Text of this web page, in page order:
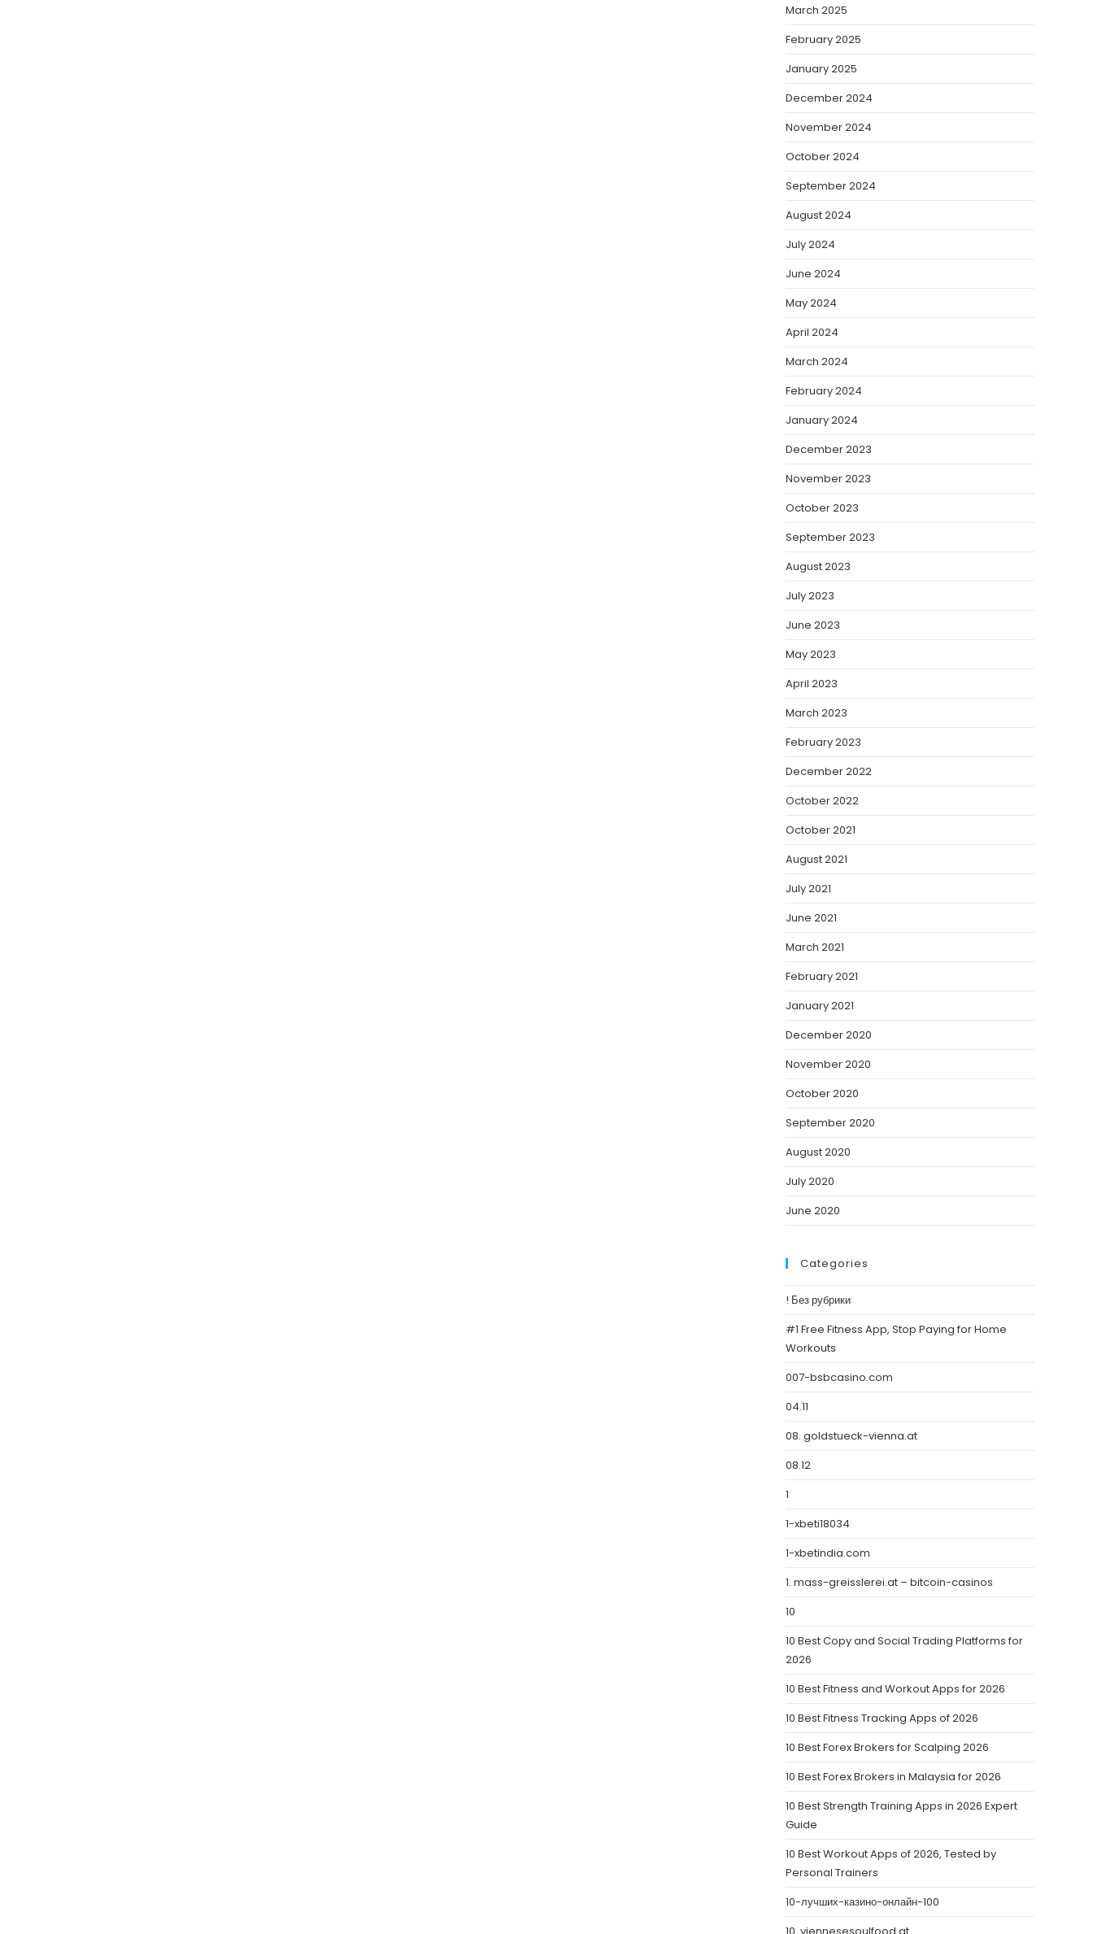
March 2025
February 2025
January 2025
December 2024
November 2024
October 2024
September 2024
August 2024
July 2024
June 2024
May 2024
April 2024
March 2024
February 2024
January 2024
December 2023
November 2023
October 2023
September 2023
August 2023
July 2023
June 2023
May 2023
April 2023
March 2023
February 2023
December 2022
October 2022
October 2021
August 2021
July 2021
June 2021
March 2021
February 2021
January 2021
December 2020
November 2020
October 2020
September 2020
August 2020
July 2020
June 2020
Categories
! Без рубрики
#1 Free Fitness App, Stop Paying for Home
Workouts
007-bsbcasino.com
04.11
08. goldstueck-vienna.at
08.12
1
1-xbeti18034
1-xbetindia.com
1. mass-greisslerei.at – bitcoin-casinos
10
10 Best Copy and Social Trading Platforms for
2026
10 Best Fitness and Workout Apps for 2026
10 Best Fitness Tracking Apps of 2026
10 Best Forex Brokers for Scalping 2026
10 Best Forex Brokers in Malaysia for 2026
10 Best Strength Training Apps in 2026 Expert
Guide
10 Best Workout Apps of 2026, Tested by
Personal Trainers
10-лучших-казино-онлайн-100